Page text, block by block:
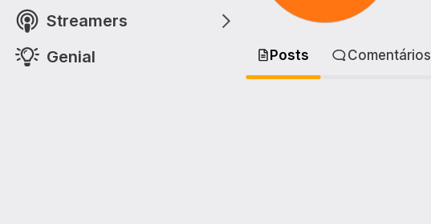
Streamers
Genial
Posts Comentários